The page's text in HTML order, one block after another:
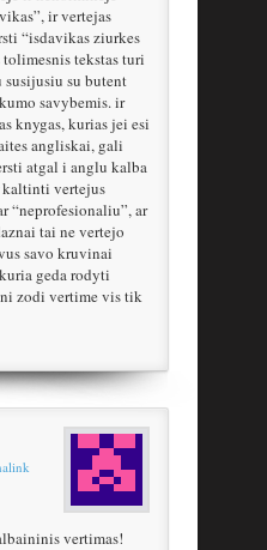
ir vertejas
“isdavikas ziurkes
tekstas turi
susijusiu su butent
savybemis. ir
knygas, kurias jei esi
angliskai, gali
atgal i anglu kalba
kaltinti vertejus
“neprofesionaliu”, ar
tai ne vertejo
savo kruvinai
geda rodyti
zodi vertime vis tik
vertimas!